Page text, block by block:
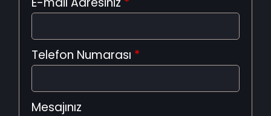
Telefon Numarası *
Mesajınız